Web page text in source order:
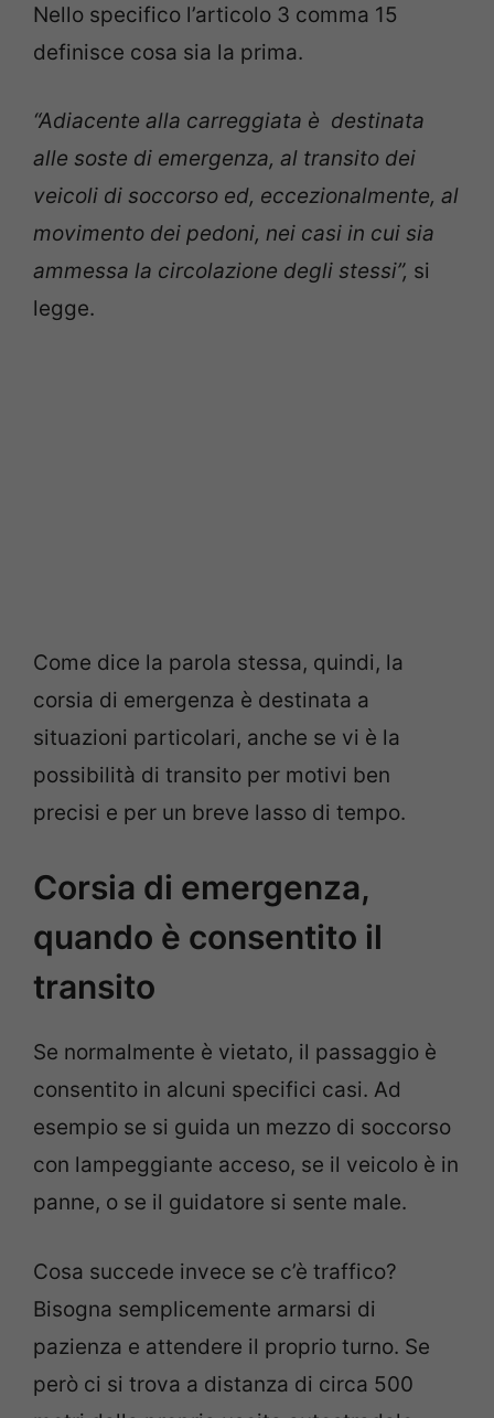
Nello specifico l’articolo 3 comma 15
definisce cosa sia la prima.
“Adiacente alla carreggiata è destinata
alle soste di emergenza, al transito dei
veicoli di soccorso ed, eccezionalmente, al
movimento dei pedoni, nei casi in cui sia
ammessa la circolazione degli stessi”, si
legge.
Come dice la parola stessa, quindi, la
corsia di emergenza è destinata a
situazioni particolari, anche se vi è la
possibilità di transito per motivi ben
precisi e per un breve lasso di tempo.
Corsia di emergenza,
quando è consentito il
transito
Se normalmente è vietato, il passaggio è
consentito in alcuni specifici casi. Ad
esempio se si guida un mezzo di soccorso
con lampeggiante acceso, se il veicolo è in
panne, o se il guidatore si sente male.
Cosa succede invece se c’è traffico?
Bisogna semplicemente armarsi di
pazienza e attendere il proprio turno. Se
però ci si trova a distanza di circa 500